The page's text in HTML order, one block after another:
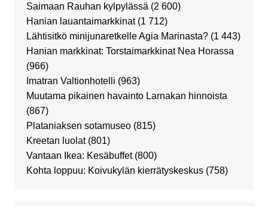
Saimaan Rauhan kylpylässä (2 600)
Hanian lauantaimarkkinat (1 712)
Lähtisitkö minijunaretkelle Agia Marinasta? (1 443)
Hanian markkinat: Torstaimarkkinat Nea Horassa
(966)
Imatran Valtionhotelli (963)
Muutama pikainen havainto Larnakan hinnoista
(867)
Plataniaksen sotamuseo (815)
Kreetan luolat (801)
Vantaan Ikea: Kesäbuffet (800)
Kohta loppuu: Koivukylän kierrätyskeskus (758)